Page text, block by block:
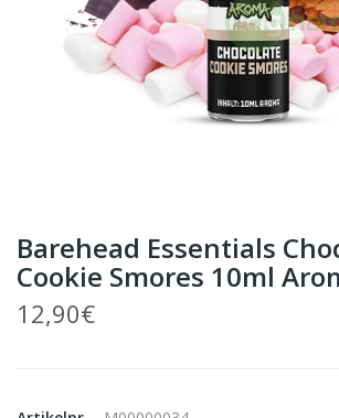
Barehead Essentials
Cookie Smores 10ml
12,90€